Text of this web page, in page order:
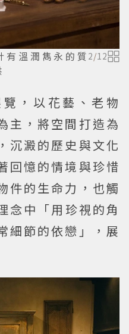
溫潤雋永的質 2/12
，以花藝、老物
主，將空間打造為
沉澱的歷史與文化
回憶的情境與珍惜
件的生命力，也觸
念中「用珍視的角
細節的依戀」，展